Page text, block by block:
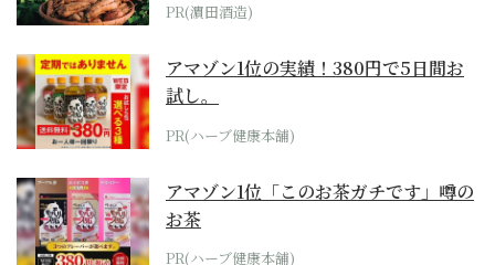
PR(濵田酒造)
アマゾン1位の実績！380円で5日間お
試し。
PR(ハーブ健康本舗)
アマゾン1位「このお茶ガチです」噂の
お茶
PR(ハーブ健康本舗)